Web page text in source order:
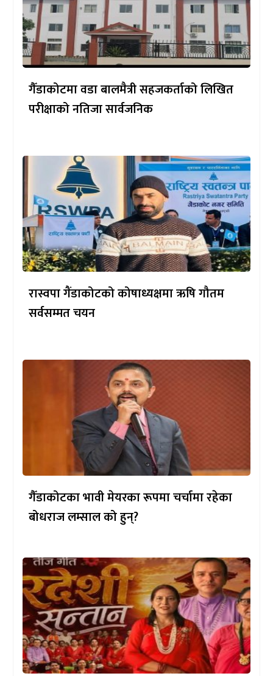
गैँडाकोटमा वडा बालमैत्री सहजकर्ताको लिखित
परीक्षाको नतिजा सार्वजनिक
रास्वपा गैंडाकोटको कोषाध्यक्षमा ऋषि गौतम
सर्वसम्मत चयन
गैँडाकोटका भावी मेयरका रूपमा चर्चामा रहेका
बोधराज लम्साल को हुन्?